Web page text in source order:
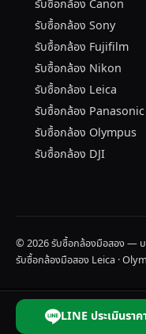
รับซื้อกล้อง Canon
รับซื้อกล้อง Sony
รับซื้อกล้อง Fujifilm
รับซื้อกล้อง Nikon
รับซื้อกล้อง Leica
รับซื้อกล้อง Panasonic
รับซื้อกล้อง Olympus
รับซื้อกล้อง DJI
© 2026 รับซื้อกล้องมือสอง — บ
รับซื้อกล้องมือสอง Leica ·
LINE ประเมินราค